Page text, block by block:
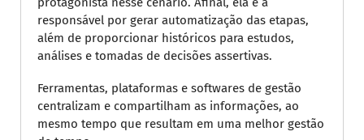
responsável por gerar automatização das etapas,
além de proporcionar históricos para estudos,
análises e tomadas de decisões assertivas.
Ferramentas, plataformas e softwares de gestão
centralizam e compartilham as informações, ao
mesmo tempo que resultam em uma melhor gestão